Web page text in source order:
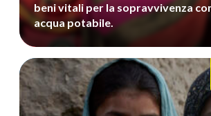
beni vitali per la sopravvivenza
acqua potabile.